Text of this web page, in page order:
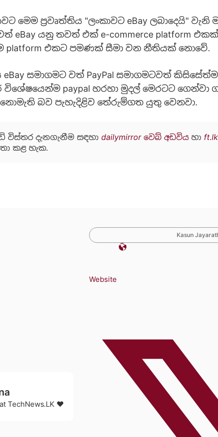
මෙම ප්‍රවෘත්තිය "ලංකාවට eBay ලබාදෙයි" වැනි
eBay යනු තවත් එක් e-commerce platform
platform එකට පමණක් සීමා වන නීතියක් නොවේ.
සමාගමට වත් PayPal සමාගමටවත්
paypal හරහා මුදල් මෙරටට ගෙන්වා
බව පැහැදිළිව තේරුම්ගත යුතු වෙනවා.
විස්තර දැනගැනීම සඳහා dailymirror වෙබ් අඩවිය හා
කළ හැක.
TechNews.LK ❤️
Kasun
Website